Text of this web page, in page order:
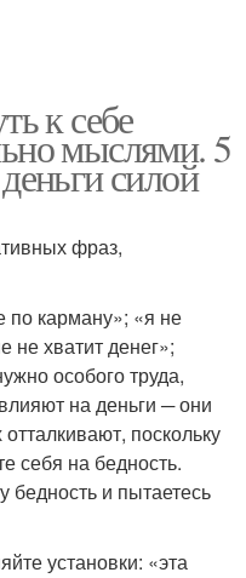
к себе
мыслями. 5
силой
фраз,
карману»; «я не
не хватит денег»;
особого труда,
на деньги ─ они
поскольку
себя на бедность.
бедность и пытаетесь
установки: «эта